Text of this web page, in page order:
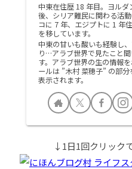
中東在住歴 18 年目。ヨル
後、シリア難民に関わる活
コに 7 年、エジプトに 1 年
を移しています。
中東の甘いも酸いも経験し
り…アラブ世界で見たこと
す。アラブ世界の生の情報
ールは ”木村 菜穂子” の部分
表示されます。
↓1日1回クリック